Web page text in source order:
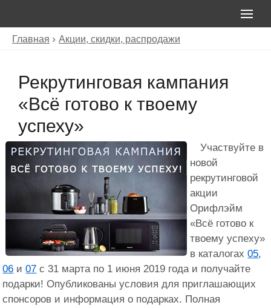
Главная Акции, скидки, распродажи
Рекрутинговая кампания
«Всё готово к твоему
успеху»
Участвуйте в
новой
рекрутинговой
акции
Орифлэйм
«Всё готово к
твоему успеху»
в каталогах05,
06 и07 с 31 марта по 1 июня 2019 года и получайте
подарки! Опубликованы условия для приглашающих
спонсоров и информация о подарках. Полная